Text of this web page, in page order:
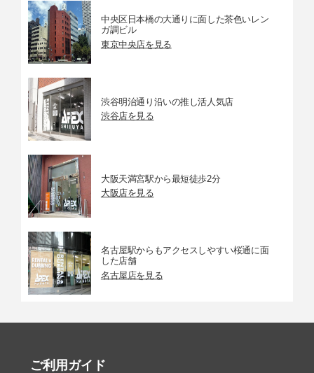
中央区日本橋の大通りに面した茶色いレン
ガ調ビル
東京中央店を見る
渋谷明治通り沿いの推し活人気店
渋谷店を見る
大阪天満宮駅から最短徒歩2分
大阪店を見る
名古屋駅からもアクセスしやすい桜通に面
した店舗
名古屋店を見る
ご利用ガイド